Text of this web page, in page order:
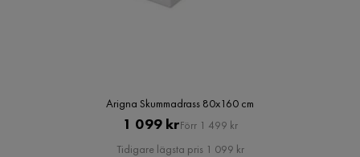
Arigna Skummadrass 80x160 cm
Pris
1 099 krOriginal
Pris
Förr 1 499 kr
Tidigare lägsta pris 1 099 kr